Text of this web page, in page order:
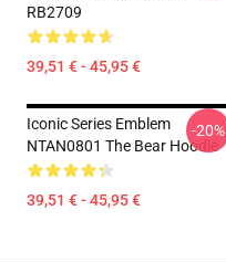
RB2709
39,51 € - 45,95 €
Iconic Series Emblem
NTAN0801 The Bear Hoodie
39,51 € - 45,95 €
-20%